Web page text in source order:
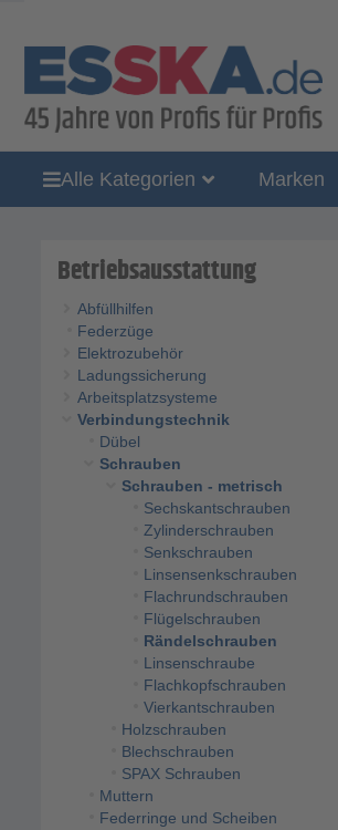
Alle Kategorien Marken
Betriebsausstattung
Abfüllhilfen
Federzüge
Elektrozubehör
Ladungssicherung
Arbeitsplatzsysteme
Verbindungstechnik
Dübel
Schrauben
Schrauben - metrisch
Sechskantschrauben
Zylinderschrauben
Senkschrauben
Linsensenkschrauben
Flachrundschrauben
Flügelschrauben
Rändelschrauben
Linsenschraube
Flachkopfschrauben
Vierkantschrauben
Holzschrauben
Blechschrauben
SPAX Schrauben
Muttern
Federringe und Scheiben